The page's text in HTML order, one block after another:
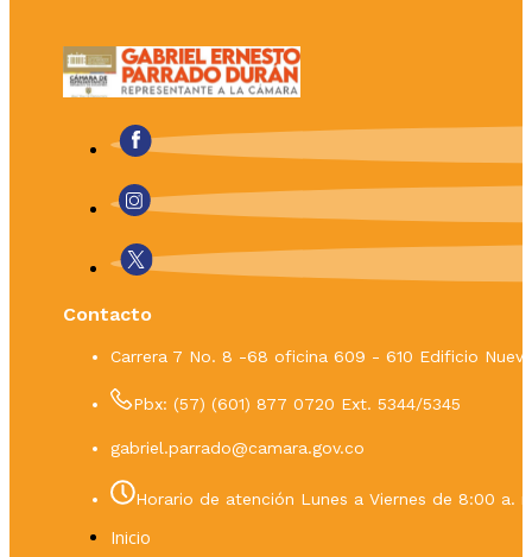
Contacto
Carrera 7 No. 8 -68 oficina 609 - 610 Edificio
Pbx: (57) (601) 877 0720 Ext. 5344/5345
gabriel.parrado@camara.gov.co
Horario de atención Lunes a Viernes de 8:00 a.
Inicio